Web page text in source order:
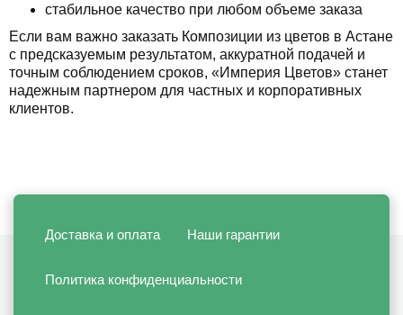
стабильное качество при любом объеме заказа
Если вам важно заказать Композиции из цветов в Астане
с предсказуемым результатом, аккуратной подачей и
точным соблюдением сроков, «Империя Цветов» станет
надежным партнером для частных и корпоративных
клиентов.
Доставка и оплата Наши гарантии
Политика конфиденциальности